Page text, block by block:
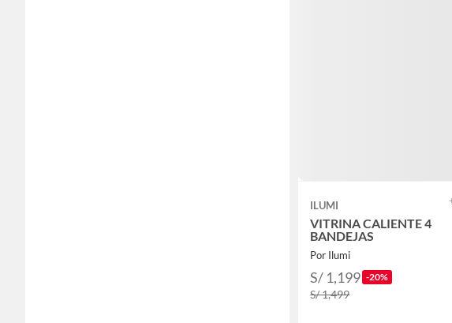
ILUMI
VITRINA CALIENTE 4
BANDEJAS
Por Ilumi
S/ 1,199 -20%
S/ 1,499